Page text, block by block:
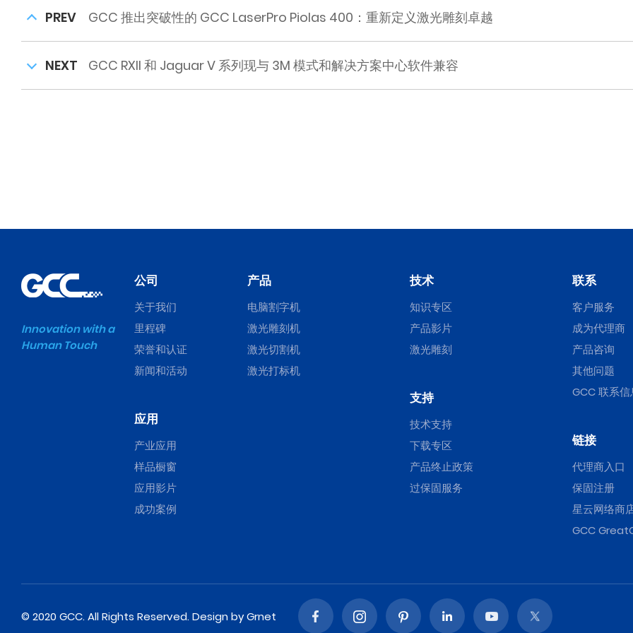
PREV GCC 推出突破性的 GCC LaserPro Piolas 400：重新定义激光雕刻卓越
NEXT GCC RXII 和 Jaguar V 系列现与 3M 模式和解决方案中心软件兼容
Innovation with a
Human Touch
公司
关于我们
里程碑
荣誉和认证
新闻和活动
应用
产业应用
样品橱窗
应用影片
成功案例
产品
电脑割字机
激光雕刻机
激光切割机
激光打标机
技术
知识专区
产品影片
激光雕刻
支持
技术支持
下载专区
产品终止政策
过保固服务
联系
客户服务
成为代理商
产品咨询
其他问题
GCC 联系信
链接
代理商入口
保固注册
星云网络商
GCC
© 2020 GCC. All Rights Reserved.Designby Grnet